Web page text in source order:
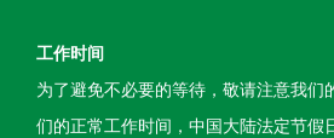
工作时间
为了避免不必要的等待，敬请注意我们
们的正常工作时间，中国大陆法定节假